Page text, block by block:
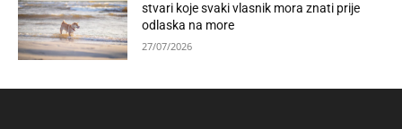
stvari koje svaki vlasnik mora znati prije
odlaska na more
27/07/2026